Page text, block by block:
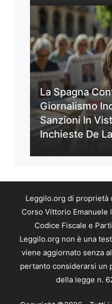
La Spagna
Giornalismo
Sanzioni In
Inchieste De
Leggilo.org di proprietà
Corso Vittorio Emanuele
Codice Fiscale e
Leggilo.org non è una
viene aggiornato senza
pertanto considerarsi un
della legge n.